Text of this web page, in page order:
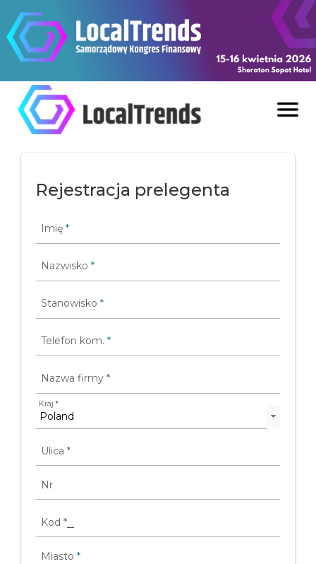

Rejestracja prelegenta
Imię *
Nazwisko *
Stanowisko *
Telefon kom. *
Nazwa firmy *
Kraj *
Ulica *
Nr
Kod *
Miasto *